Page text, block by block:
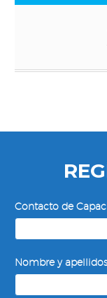
Mercadotecnia
y
Estrategia
Comercial
Contacto de
Nombre y